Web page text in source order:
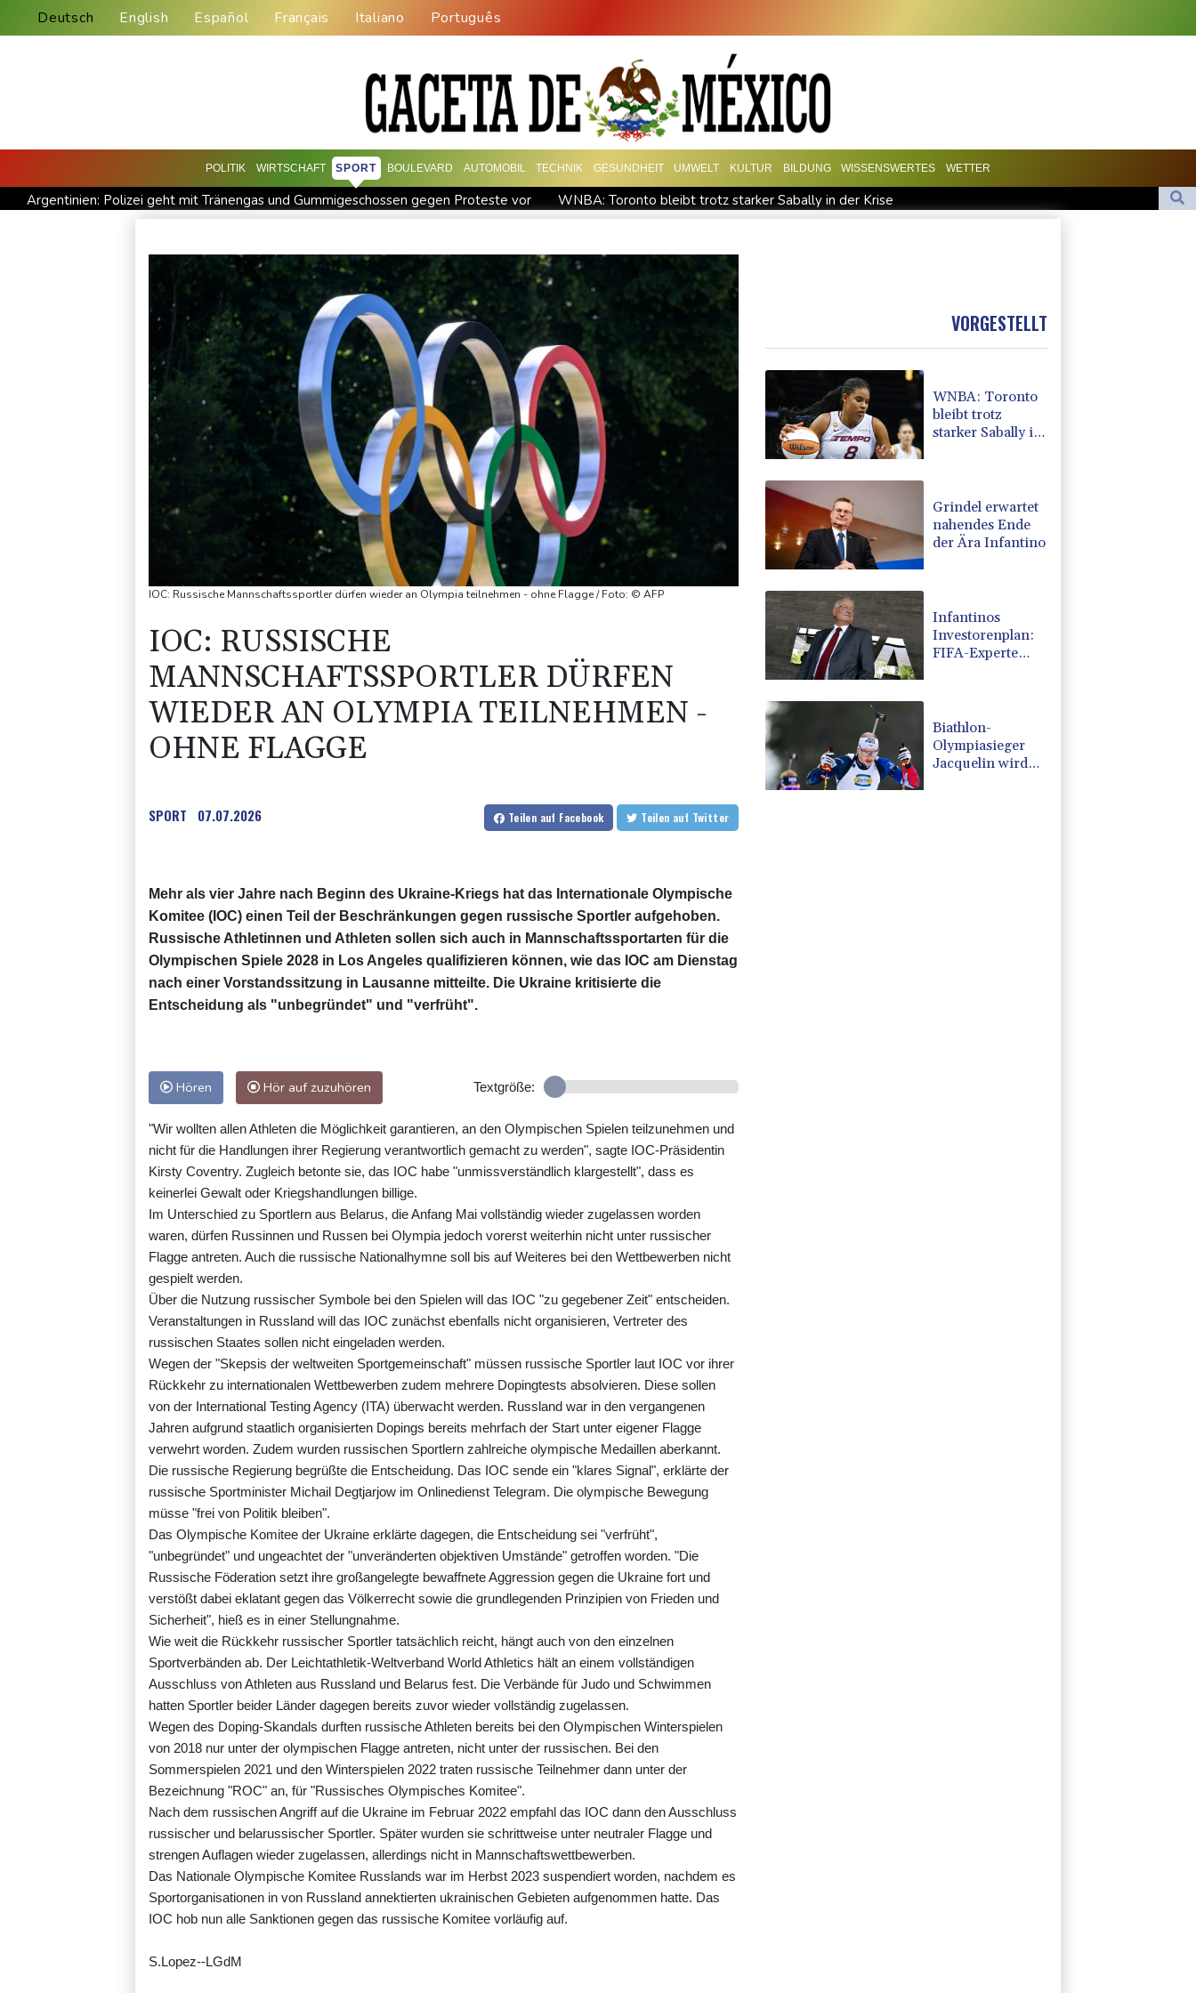
Deutsch English Español Français Italiano Português
POLITIK WIRTSCHAFT SPORT BOULEVARD AUTOMOBIL TECHNIK GESUNDHEIT UMWELT KULTUR BILDUNG WISSENSWERTES WETTER
Argentinien: Polizei geht mit Tränengas und Gummigeschossen gegen Proteste vor
WNBA: Toronto bleibt trotz starker Sabally in der Krise
Hitze und Niedrigwasser: Städte- und Gemeindebund fordert "nationalen Kraftakt"
Infantinos Investorenplan: FIFA-Experte fordert Aufarbeitung
Biathlon-Olympiasieger Jacquelin wird Teilzeit-Radprofi
Kircher: VAR nicht "zu kleinteilig" einsetzen
Kreise: Türkei will mit Pakistan und Saudi-Arabien Verteidigungspakt schließen
Sprengstoff-Drohne am Leipziger Flughafen: Bundesanwaltschaft übernimmt Ermittlungen
IOC: Russische Mannschaftssportler dürfen wieder an Olympia teilnehmen - ohne Flagge / Foto: © AFP
IOC: RUSSISCHE
MANNSCHAFTSSPORTLER DÜRFEN
WIEDER AN OLYMPIA TEILNEHMEN -
OHNE FLAGGE
SPORT 07.07.2026 Teilen auf Facebook Teilen auf Twitter
Mehr als vier Jahre nach Beginn des Ukraine-Kriegs hat das Internationale Olympische
Komitee (IOC) einen Teil der Beschränkungen gegen russische Sportler aufgehoben.
Russische Athletinnen und Athleten sollen sich auch in Mannschaftssportarten für die
Olympischen Spiele 2028 in Los Angeles qualifizieren können, wie das IOC am Dienstag
nach einer Vorstandssitzung in Lausanne mitteilte. Die Ukraine kritisierte die
Entscheidung als "unbegründet" und "verfrüht".
Hören Hör auf zuzuhören Textgröße:
"Wir wollten allen Athleten die Möglichkeit garantieren, an den Olympischen Spielen teilzunehmen und
nicht für die Handlungen ihrer Regierung verantwortlich gemacht zu werden", sagte IOC-Präsidentin
Kirsty Coventry. Zugleich betonte sie, das IOC habe "unmissverständlich klargestellt", dass es
keinerlei Gewalt oder Kriegshandlungen billige.
Im Unterschied zu Sportlern aus Belarus, die Anfang Mai vollständig wieder zugelassen worden
waren, dürfen Russinnen und Russen bei Olympia jedoch vorerst weiterhin nicht unter russischer
Flagge antreten. Auch die russische Nationalhymne soll bis auf Weiteres bei den Wettbewerben nicht
gespielt werden.
Über die Nutzung russischer Symbole bei den Spielen will das IOC "zu gegebener Zeit" entscheiden.
Veranstaltungen in Russland will das IOC zunächst ebenfalls nicht organisieren, Vertreter des
russischen Staates sollen nicht eingeladen werden.
Wegen der "Skepsis der weltweiten Sportgemeinschaft" müssen russische Sportler laut IOC vor ihrer
Rückkehr zu internationalen Wettbewerben zudem mehrere Dopingtests absolvieren. Diese sollen
von der International Testing Agency (ITA) überwacht werden. Russland war in den vergangenen
Jahren aufgrund staatlich organisierten Dopings bereits mehrfach der Start unter eigener Flagge
verwehrt worden. Zudem wurden russischen Sportlern zahlreiche olympische Medaillen aberkannt.
Die russische Regierung begrüßte die Entscheidung. Das IOC sende ein "klares Signal", erklärte der
russische Sportminister Michail Degtjarjow im Onlinedienst Telegram. Die olympische Bewegung
müsse "frei von Politik bleiben".
Das Olympische Komitee der Ukraine erklärte dagegen, die Entscheidung sei "verfrüht",
"unbegründet" und ungeachtet der "unveränderten objektiven Umstände" getroffen worden. "Die
Russische Föderation setzt ihre großangelegte bewaffnete Aggression gegen die Ukraine fort und
verstößt dabei eklatant gegen das Völkerrecht sowie die grundlegenden Prinzipien von Frieden und
Sicherheit", hieß es in einer Stellungnahme.
Wie weit die Rückkehr russischer Sportler tatsächlich reicht, hängt auch von den einzelnen
Sportverbänden ab. Der Leichtathletik-Weltverband World Athletics hält an einem vollständigen
Ausschluss von Athleten aus Russland und Belarus fest. Die Verbände für Judo und Schwimmen
hatten Sportler beider Länder dagegen bereits zuvor wieder vollständig zugelassen.
Wegen des Doping-Skandals durften russische Athleten bereits bei den Olympischen Winterspielen
von 2018 nur unter der olympischen Flagge antreten, nicht unter der russischen. Bei den
Sommerspielen 2021 und den Winterspielen 2022 traten russische Teilnehmer dann unter der
Bezeichnung "ROC" an, für "Russisches Olympisches Komitee".
Nach dem russischen Angriff auf die Ukraine im Februar 2022 empfahl das IOC dann den Ausschluss
russischer und belarussischer Sportler. Später wurden sie schrittweise unter neutraler Flagge und
strengen Auflagen wieder zugelassen, allerdings nicht in Mannschaftswettbewerben.
Das Nationale Olympische Komitee Russlands war im Herbst 2023 suspendiert worden, nachdem es
Sportorganisationen in von Russland annektierten ukrainischen Gebieten aufgenommen hatte. Das
IOC hob nun alle Sanktionen gegen das russische Komitee vorläufig auf.
S.Lopez--LGdM
VORGESTELLT
WNBA: Toronto
bleibt trotz
starker Sabally in
Grindel erwartet
nahendes Ende
der Ära Infantino
Infantinos
Investorenplan:
FIFA-Experte
Biathlon-
Olympiasieger
Jacquelin wird